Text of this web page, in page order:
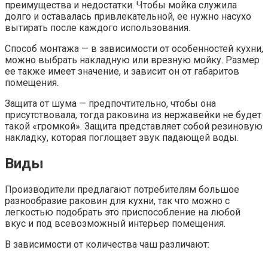
преимущества и недостатки. Чтобы мойка служила
долго и оставалась привлекательной, ее нужно насухо
вытирать после каждого использования.
Способ монтажа — в зависимости от особенностей кухни,
можно выбрать накладную или врезную мойку. Размер
ее также имеет значение, и зависит он от габаритов
помещения.
Защита от шума — предпочтительно, чтобы она
присутствовала, тогда раковина из нержавейки не будет
такой «громкой». Защита представляет собой резиновую
накладку, которая поглощает звук падающей воды.
Виды
Производители предлагают потребителям большое
разнообразие раковин для кухни, так что можно с
легкостью подобрать это приспособление на любой
вкус и под всевозможный интерьер помещения.
В зависимости от количества чаш различают: